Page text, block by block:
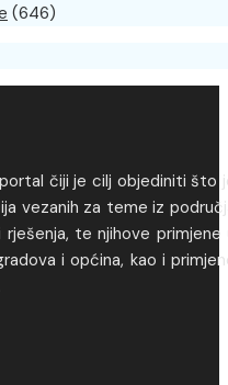
(646)
čiji je cilj objediniti što
vezanih za teme iz
te njihove primjene
i općina, kao i